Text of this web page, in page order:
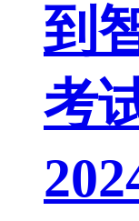
到
考